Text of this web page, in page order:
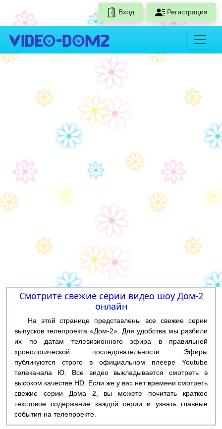
Вход Регистрация
Смотрите свежие серии видео шоу Дом-2
онлайн
На этой странице представлены все свежие серии
выпусков телепроекта «Дом-2». Для удобства мы разбили
их по датам телевизионного эфира в правильной
хронологической последовательности. Эфиры
публикуются строго в официальном плеере Youtube
телеканала Ю. Все видео выкладывается смотреть в
высоком качестве HD. Если же у вас нет времени смотреть
свежие серии Дома 2, вы можете почитать краткое
текстовое содержание каждой серии и узнать главные
события на телепроекте.